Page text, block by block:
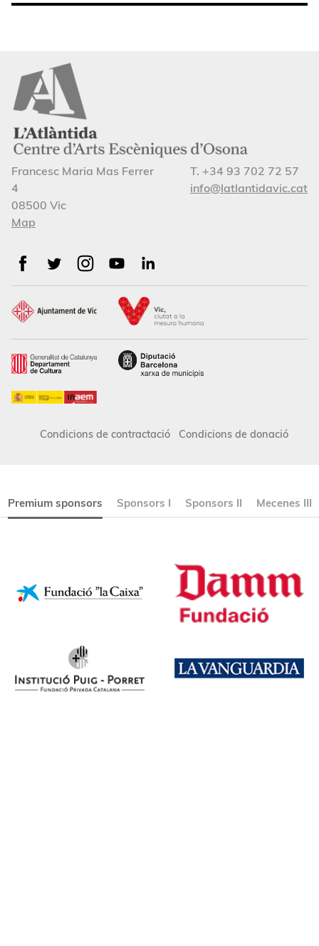
Francesc Maria Mas Ferrer
4
08500 Vic
Map
T. +34 93 702 72 57
info@latlantidavic.cat
Condicions de contractació Condicions de donació
Premium sponsors Sponsors I Sponsors II Mecenes III